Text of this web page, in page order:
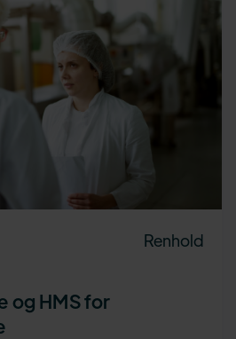
Renhold
og HMS for